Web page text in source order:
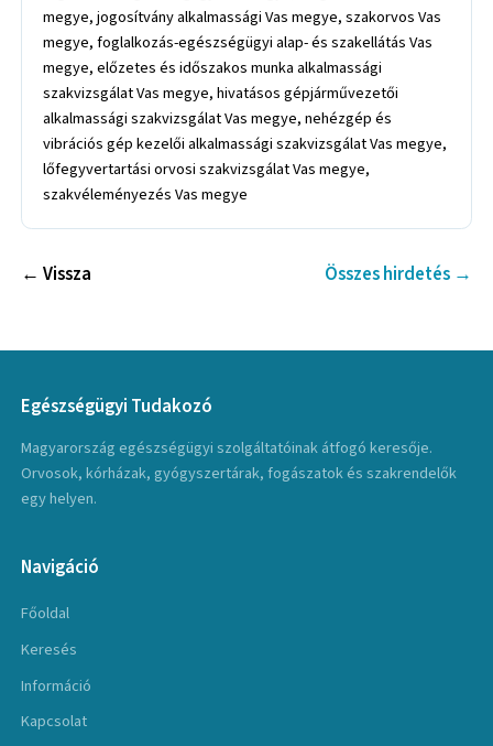
megye, jogosítvány alkalmassági Vas megye, szakorvos Vas
megye, foglalkozás-egészségügyi alap- és szakellátás Vas
megye, előzetes és időszakos munka alkalmassági
szakvizsgálat Vas megye, hivatásos gépjárművezetői
alkalmassági szakvizsgálat Vas megye, nehézgép és
vibrációs gép kezelői alkalmassági szakvizsgálat Vas megye,
lőfegyvertartási orvosi szakvizsgálat Vas megye,
szakvéleményezés Vas megye
← Vissza Összes hirdetés →
Egészségügyi Tudakozó
Magyarország egészségügyi szolgáltatóinak átfogó keresője.
Orvosok, kórházak, gyógyszertárak, fogászatok és szakrendelők
egy helyen.
Navigáció
Főoldal
Keresés
Információ
Kapcsolat